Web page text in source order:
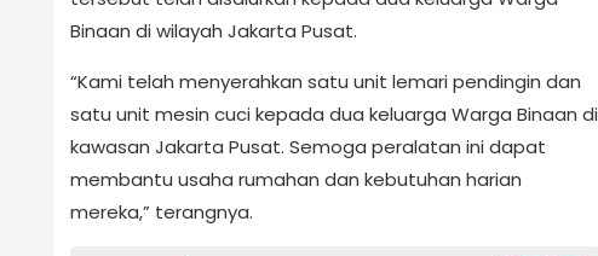
Binaan di wilayah Jakarta Pusat.
“Kami telah menyerahkan satu unit lemari pendingin dan
satu unit mesin cuci kepada dua keluarga Warga Binaan di
kawasan Jakarta Pusat. Semoga peralatan ini dapat
membantu usaha rumahan dan kebutuhan harian
mereka,” terangnya.